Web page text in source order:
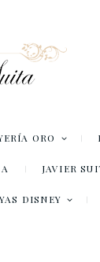
ORO
JAVIER
DISNEY